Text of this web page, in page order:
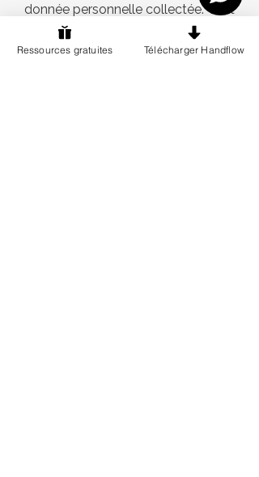
donnée personnelle collectée. Tout
reste sur le téléphone du patient.
Ressources gratuites Télécharger Handflow